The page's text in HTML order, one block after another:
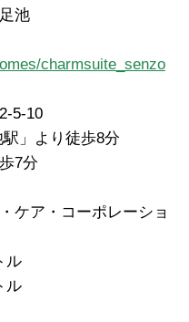
池
charmsuite_senzo
5-10
駅」より徒歩8分
7分
ケア・コーポレーショ
ル
ル